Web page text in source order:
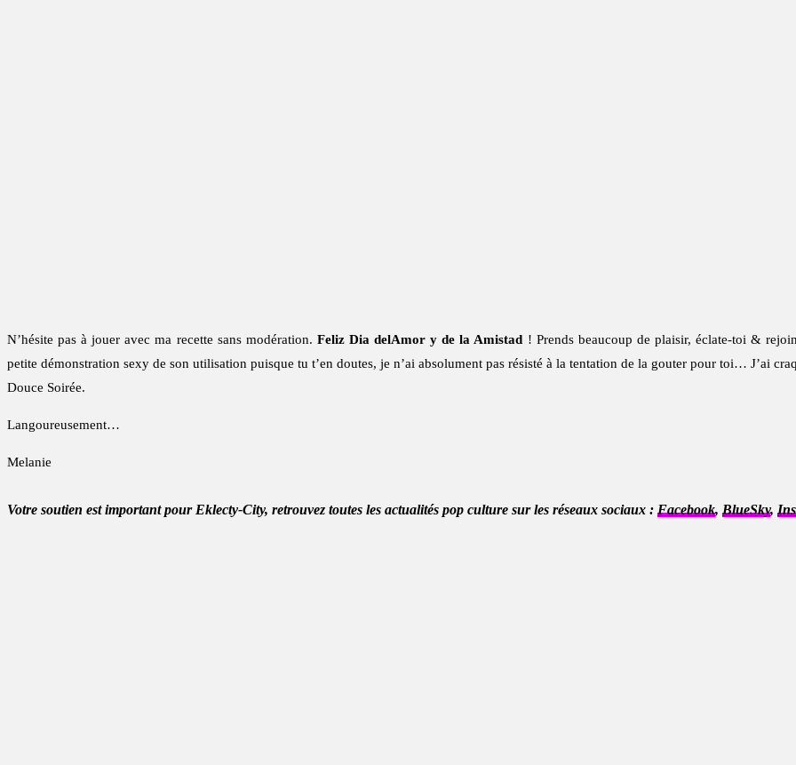
N’hésite pas à jouer avec ma recette sans modération. Feliz Dia delAmor y de la Amistad ! Prends beaucoup de plaisir, éclate-toi &
petite démonstration sexy de son utilisation puisque tu t’en doutes, je n’ai absolument pas résisté à la tentation de la gouter pour toi… J’ai
Douce Soirée.
Langoureusement…
Melanie
Votre soutien est important pour Eklecty-City, retrouvez toutes les actualités pop culture sur les réseaux sociaux : Facebook, BlueSky,